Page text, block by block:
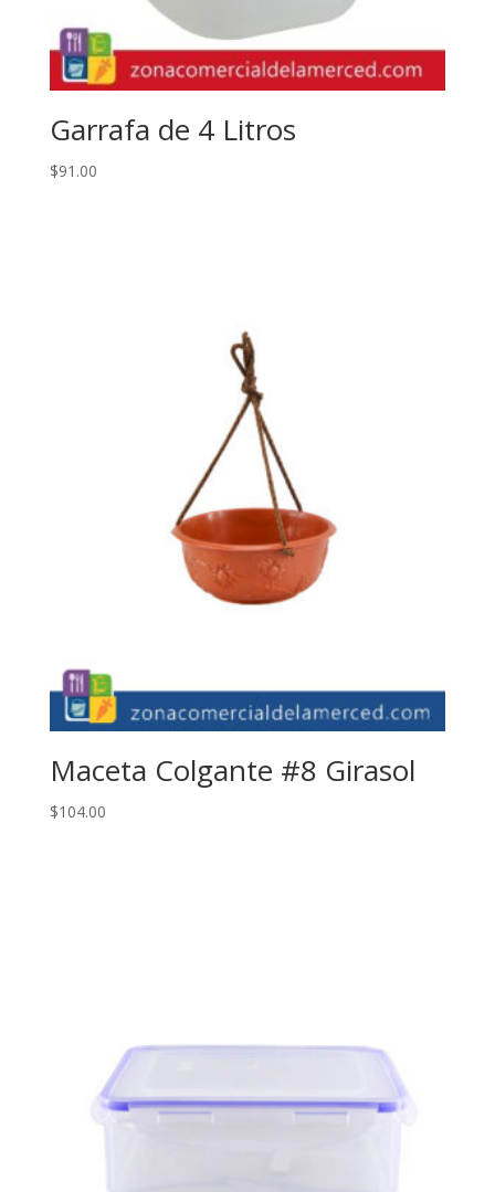
Garrafa de 4 Litros
$91.00
Maceta Colgante #8 Girasol
$104.00